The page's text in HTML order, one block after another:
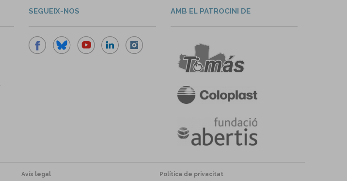
SEGUEIX-NOS AMB EL PATROCINI DE
Avís legal
Política de privacitat